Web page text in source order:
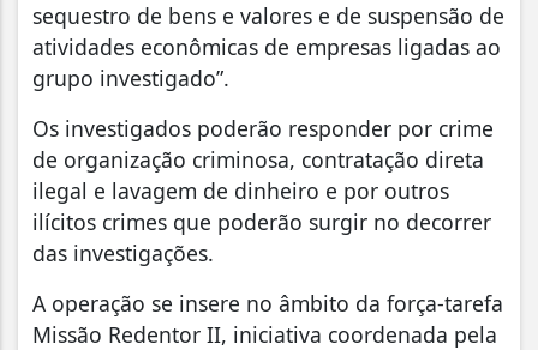
sequestro de bens e valores e de suspensão de
atividades econômicas de empresas ligadas ao
grupo investigado”.
Os investigados poderão responder por crime
de organização criminosa, contratação direta
ilegal e lavagem de dinheiro e por outros
ilícitos crimes que poderão surgir no decorrer
das investigações.
A operação se insere no âmbito da força-tarefa
Missão Redentor II, iniciativa coordenada pela